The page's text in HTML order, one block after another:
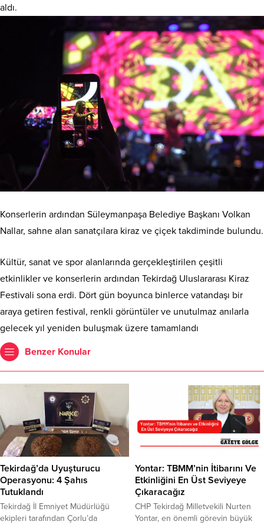
aldı.
Konserlerin ardından Süleymanpaşa Belediye Başkanı Volkan
Nallar, sahne alan sanatçılara kiraz ve çiçek takdiminde bulundu.
Kültür, sanat ve spor alanlarında gerçekleştirilen çeşitli
etkinlikler ve konserlerin ardından Tekirdağ Uluslararası Kiraz
Festivali sona erdi. Dört gün boyunca binlerce vatandaşı bir
araya getiren festival, renkli görüntüler ve unutulmaz anılarla
gelecek yıl yeniden buluşmak üzere tamamlandı
Benzer Konular
Tekirdağ’da Uyuşturucu
Operasyonu: 4 Şahıs
Tutuklandı
Tekirdağ İl Emniyet Müdürlüğü
ekipleri tarafından Çorlu’da
Yontar: TBMM’nin İtibarını Ve
Etkinliğini En Üst Seviyeye
Çıkaracağız
CHP Tekirdağ Milletvekili Nurten
Yontar, en önemli görevin büyük